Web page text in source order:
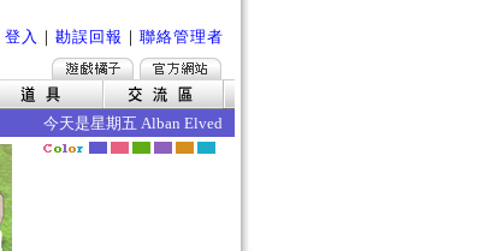
登入 ｜ 勘誤回報 ｜ 聯絡管理者
今天是星期五 Alban Elved 愛爾琳秋收 今日的效果如下 ‧死